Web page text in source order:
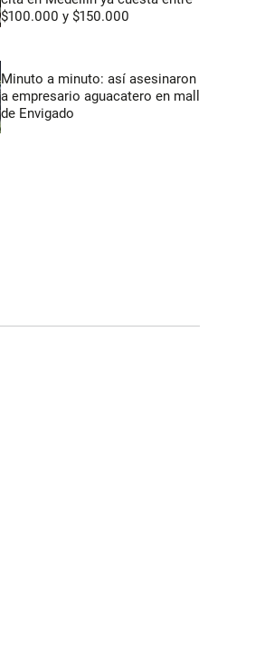
$100.000 y $150.000
Minuto a minuto: así asesinaron
a empresario aguacatero en mall
de Envigado